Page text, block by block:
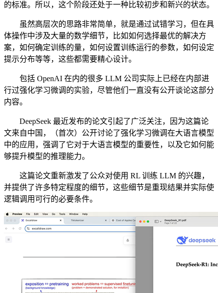
的标准。所以，这个阶段还处于一种比较初步和新兴的状态。
虽然高层次的思路非常简单，就是通过试错学习，但在具
体操作中涉及大量的数学细节，比如如何选择最优的解决方
案，如何确定训练的量，如何设置训练运行的参数，如何设定
提示分布等等，这些都需要精心设计。
包括 OpenAI 在内的很多 LLM 公司实际上已经在内部进
行过强化学习微调的实验，尽管他们一直没有公开谈论这部分
内容。
DeepSeek 最近发布的论文引起了广泛关注，因为这篇论
文来自中国，（首次）公开讨论了强化学习微调在大语言模型
中的应用，强调了它对于大语言模型的重要性，以及它如何能
够提升模型的推理能力。
这篇论文重新激发了公众对使用 RL 训练 LLM 的兴趣，
并提供了许多特定程度的细节，这些细节是重现结果并实际使
逻辑调用可行的必要条件。